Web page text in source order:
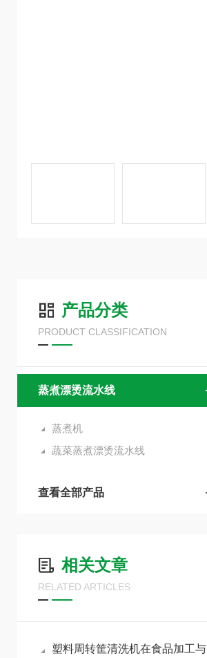
产品分类
PRODUCT CLASSIFICATION
蒸煮漂烫流水线
蒸煮机
蔬菜蒸煮漂烫流水线
查看全部产品
相关文章
RELATED ARTICLES
塑料周转筐清洗机在食品加工与冷链物流中的卫生安全保障